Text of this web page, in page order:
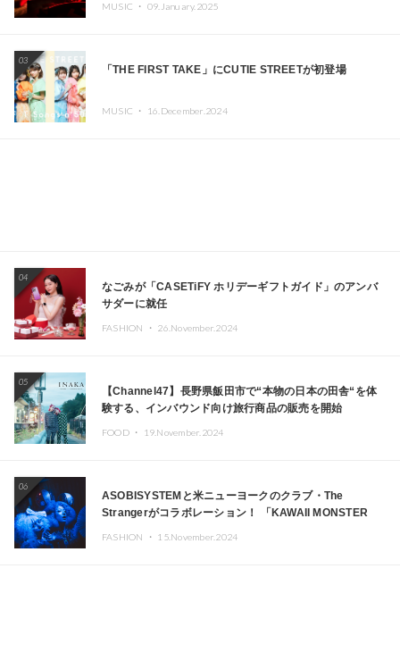
MUSIC ・ 09.January.2025
03
「THE FIRST TAKE」にCUTIE STREETが初登場
MUSIC ・ 16.December.2024
04
なごみが「CASETiFY ホリデーギフトガイド」のアンバ
サダーに就任
FASHION ・ 26.November.2024
05
【Channel47】長野県飯田市で“本物の日本の田舎“を体
験する、インバウンド向け旅行商品の販売を開始
FOOD ・ 19.November.2024
06
ASOBISYSTEMと米ニューヨークのクラブ・The
Strangerがコラボレーション！ 「KAWAII MONSTER
FASHION ・ 15.November.2024